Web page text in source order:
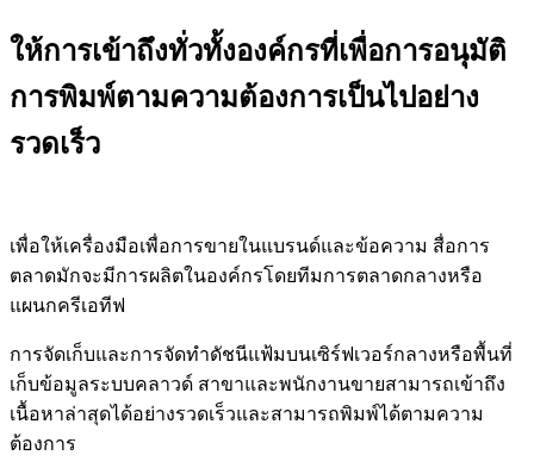
ให้การเข้าถึงทั่วทั้งองค์กรที่เพื่อการอนุมัติ
การพิมพ์ตามความต้องการเป็นไปอย่าง
รวดเร็ว
เพื่อให้เครื่องมือเพื่อการขายในแบรนด์และข้อความ สื่อการ
ตลาดมักจะมีการผลิตในองค์กรโดยทีมการตลาดกลางหรือ
แผนกครีเอทีฟ
การจัดเก็บและการจัดทำดัชนีแฟ้มบนเซิร์ฟเวอร์กลางหรือพื้นที่
เก็บข้อมูลระบบคลาวด์ สาขาและพนักงานขายสามารถเข้าถึง
เนื้อหาล่าสุดได้อย่างรวดเร็วและสามารถพิมพ์ได้ตามความ
ต้องการ